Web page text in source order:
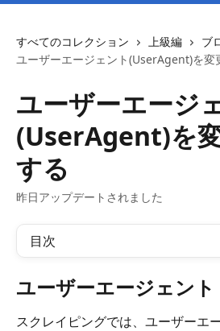
すべてのコレクション 上級編
ブ
ユーザーエージェント(UserAgent)を変
ユーザーエージ
(UserAgent)を
する
昨日アップデートされました
目次
ユーザーエージェン
スクレイピングでは、ユーザーエ